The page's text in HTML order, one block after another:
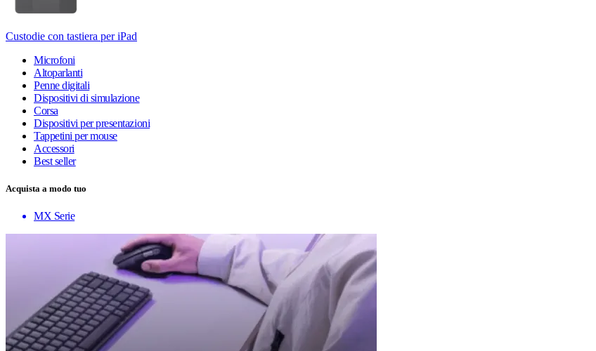
Custodie con tastiera per iPad
Microfoni
Altoparlanti
Penne digitali
Dispositivi di simulazione
Corsa
Dispositivi per presentazioni
Tappetini per mouse
Accessori
Best seller
Acquista a modo tuo
MX Serie